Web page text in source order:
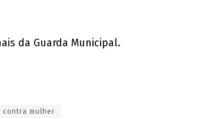
da Guarda Municipal.
contra mulher